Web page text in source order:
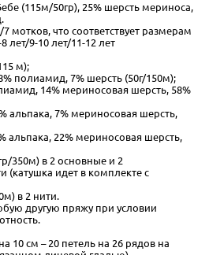
(115м/50гр), 25% шерсть мериноса,
мотков, что соответствует размерам
лет/9-10 лет/11-12 лет
м);
полиамид, 7% шерсть (50г/150м);
14% мериносовая шерсть, 58%
альпака, 7% мериносовая шерсть,
альпака, 22% мериносовая шерсть,
350м) в 2 основные и 2
идет в комплекте с
в 2 нити.
другую пряжу при условии
10 см – 20 петель на 26 рядов на